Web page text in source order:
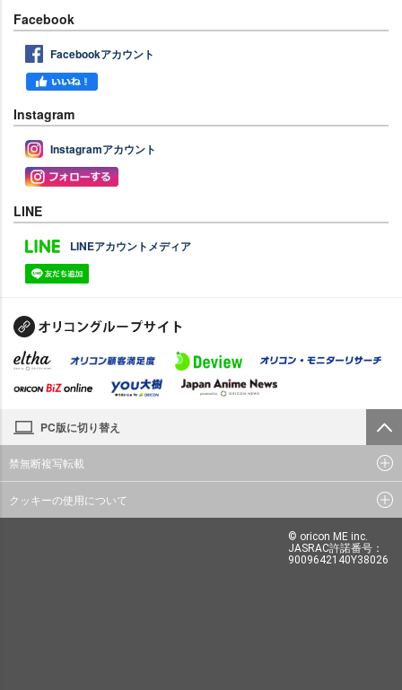
Facebook
Facebookアカウント
Instagram
Instagramアカウント
LINE
LINEアカウントメディア
PC版に切り替え
禁無断複写転載
クッキーの使用について
© oricon ME inc.
JASRAC許諾番号：
9009642140Y38026